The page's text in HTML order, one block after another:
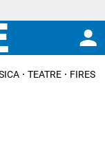
TEATRE FIRES I